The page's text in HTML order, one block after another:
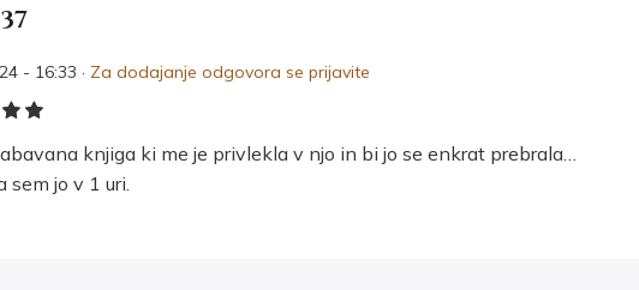
- 16:33 · Za dodajanje odgovora se prijavite
knjiga ki me je privlekla v njo in bi jo se enkrat prebrala…
sem jo v 1 uri.